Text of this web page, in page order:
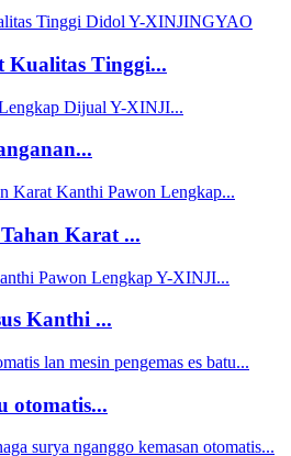
Kualitas Tinggi...
Karat ...
Kanthi ...
otomatis...